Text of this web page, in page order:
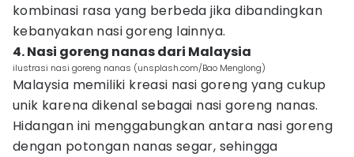
kombinasi rasa yang berbeda jika dibandingkan
kebanyakan nasi goreng lainnya.
4. Nasi goreng nanas dari Malaysia
ilustrasi nasi goreng nanas (unsplash.com/Bao Menglong)
Malaysia memiliki kreasi nasi goreng yang cukup
unik karena dikenal sebagai nasi goreng nanas.
Hidangan ini menggabungkan antara nasi goreng
dengan potongan nanas segar, sehingga